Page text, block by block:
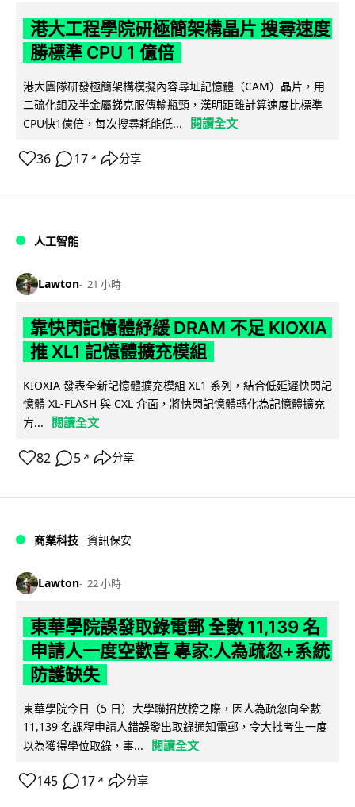
港大工程學院研極簡架構晶片 搜尋速度
勝標準 CPU 1 億倍
港大團隊研發極簡架構模擬內容尋址記憶體（CAM）晶片，用
二硫化鉬及半金屬銻克服傳輸瓶頸，漢明距離計算速度比標準
CPU快1億倍，每次搜尋耗能低...
閱讀全文
36 17 ↗ 分享
人工智能
Lawton 21 小時
靠快閃記憶體紓緩 DRAM 不足 KIOXIA
推 XL1 記憶體擴充模組
KIOXIA 發表全新記憶體擴充模組 XL1 系列，結合低延遲快閃記
憶體 XL-FLASH 與 CXL 介面，將快閃記憶體轉化為記憶體擴充
方...
閱讀全文
82 5 ↗ 分享
商業科技 資訊保安
Lawton 22 小時
東華學院誤發取錄電郵 全數 11,139 名
申請人一度空歡喜 專家:人為疏忽+系統
防護缺失
東華學院今日（5 日）大學聯招放榜之際，因人為疏忽向全數
11,139 名課程申請人錯誤發出取錄通知電郵，令大批考生一度
以為獲得學位取錄，事...
閱讀全文
145 17 ↗ 分享